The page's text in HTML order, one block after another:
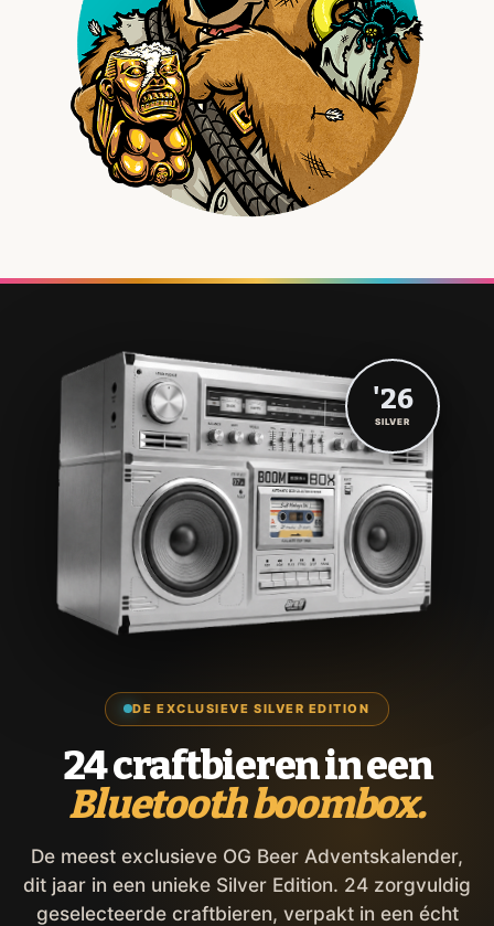
DE EXCLUSIEVE SILVER EDITION
24 craftbieren in een
Bluetooth boombox.
De meest exclusieve OG Beer Adventskalender,
dit jaar in een unieke Silver Edition. 24 zorgvuldig
geselecteerde craftbieren, verpakt in een écht
'26
SILVER